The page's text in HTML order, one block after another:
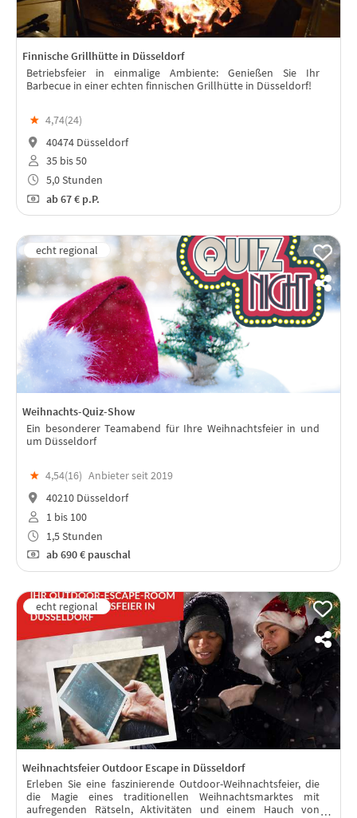
Finnische Grillhütte in Düsseldorf
Betriebsfeier in einmalige Ambiente: Genießen Sie Ihr
Barbecue in einer echten finnischen Grillhütte in Düsseldorf!
★ 4,74(24)
40474 Düsseldorf
35 bis 50
5,0 Stunden
ab67 € p.P.
Weihnachts-Quiz-Show
Ein besonderer Teamabend für Ihre Weihnachtsfeier in und
um Düsseldorf
★ 4,54(16) Anbieter seit 2019
40210 Düsseldorf
1 bis 100
1,5 Stunden
ab690 € pauschal
Weihnachtsfeier Outdoor Escape in Düsseldorf
Erleben Sie eine faszinierende Outdoor-Weihnachtsfeier, die
die Magie eines traditionellen Weihnachtsmarktes mit
aufregenden Rätseln, Aktivitäten und einem Hauch von